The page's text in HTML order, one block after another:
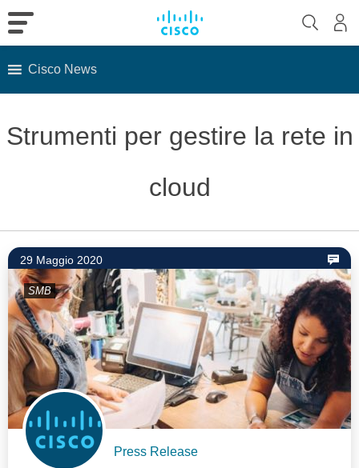
Cisco News
content
Strumenti per gestire la rete in
cloud
29 Maggio 2020
SMB
Press Release